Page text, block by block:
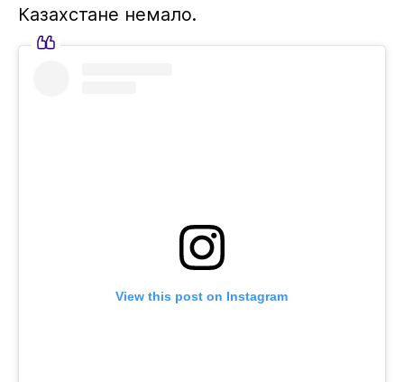
Казахстане немало.
View this post on Instagram